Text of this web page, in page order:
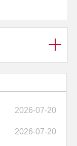
2026-07-20
2026-07-20